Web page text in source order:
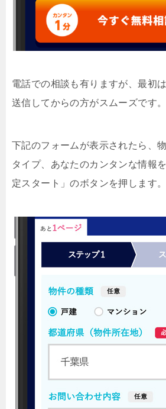
電話での相談も有りますが、最初
送信してからの方がスムーズです。
下記のフォームが表示されたら、
タイプ、あなたのカンタンな情報
定スタート」のボタンを押します。